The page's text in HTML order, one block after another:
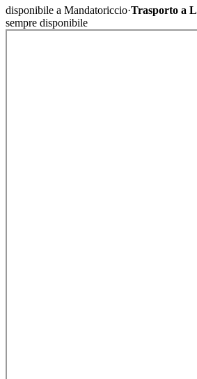
disponibile a Mandatoriccio·Trasporto a
sempre disponibile